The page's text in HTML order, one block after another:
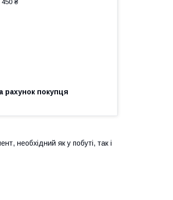
₴
рахунок покупця
необхідний як у побуті, так і